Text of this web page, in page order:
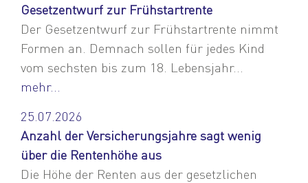
Gesetzentwurf zur Frühstartrente
Der Gesetzentwurf zur Frühstartrente nimmt
Formen an. Demnach sollen für jedes Kind
vom sechsten bis zum 18. Lebensjahr...
mehr...
25.07.2026
Anzahl der Versicherungsjahre sagt wenig
über die Rentenhöhe aus
Die Höhe der Renten aus der gesetzlichen